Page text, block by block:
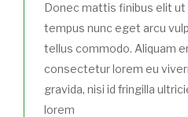
Donec mattis finibus elit ut
tempus nunc eget arcu
tellus commodo. Aliquam
consectetur lorem eu
gravida, nisi id fringilla
lorem